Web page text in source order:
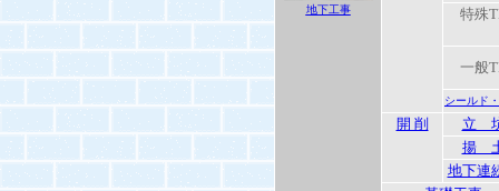
地下工事
特殊
一般
シールド
開 削
立
揚
地下連